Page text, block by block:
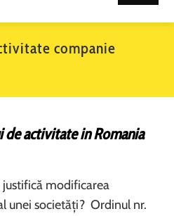
companie
activitate in Romania
modificarea
unei societăți? Ordinul nr.